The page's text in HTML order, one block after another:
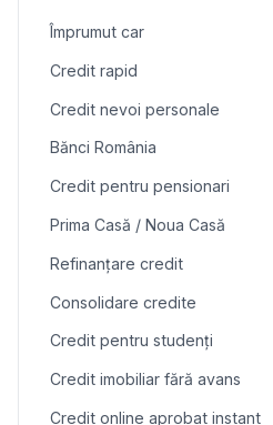
Împrumut car
Credit rapid
Credit nevoi personale
Bănci România
Credit pentru pensionari
Prima Casă / Noua Casă
Refinanțare credit
Consolidare credite
Credit pentru studenți
Credit imobiliar fără avans
Credit online aprobat instant